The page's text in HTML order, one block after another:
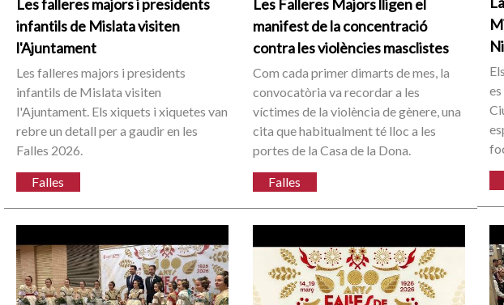
Les falleres majors i presidents
infantils de Mislata visiten
l'Ajuntament
Les falleres majors i presidents
infantils de Mislata visiten
l'Ajuntament. Els xiquets i xiquetes van
rebre un detall per a gaudir en les
Falles 2026.
Falles
Les Falleres Majors lligen el
manifest de la concentració
contra les violències masclistes
Com cada primer dimarts de mes, la
convocatòria va recordar a les
víctimes de la violència de gènere, una
cita que habitualment té lloc a les
portes de la Casa de la Dona.
Falles